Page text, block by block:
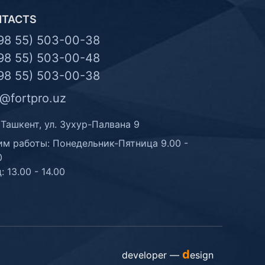
55) 503-00-38
55) 503-00-48
55) 503-00-38
ул. Зухур-Палвана 9
работы: Понедельник-Пятница 9.00 -
13.00 - 14.00
developer — design